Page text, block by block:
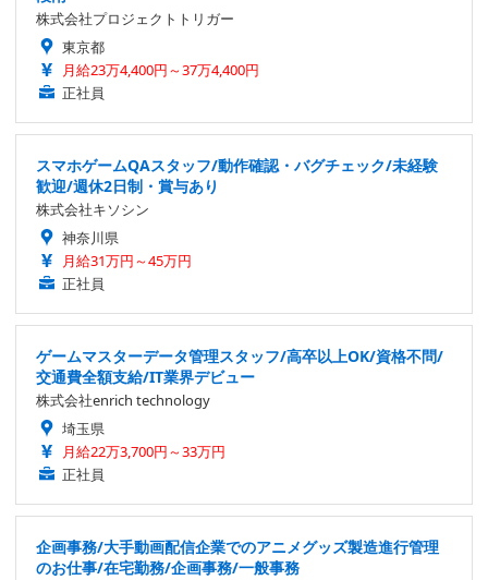
株式会社プロジェクトトリガー
東京都
月給23万4,400円～37万4,400円
正社員
スマホゲームQAスタッフ/動作確認・バグチェック/未経験
歓迎/週休2日制・賞与あり
株式会社キソシン
神奈川県
月給31万円～45万円
正社員
ゲームマスターデータ管理スタッフ/高卒以上OK/資格不問/
交通費全額支給/IT業界デビュー
株式会社enrich technology
埼玉県
月給22万3,700円～33万円
正社員
企画事務/大手動画配信企業でのアニメグッズ製造進行管理
のお仕事/在宅勤務/企画事務/一般事務